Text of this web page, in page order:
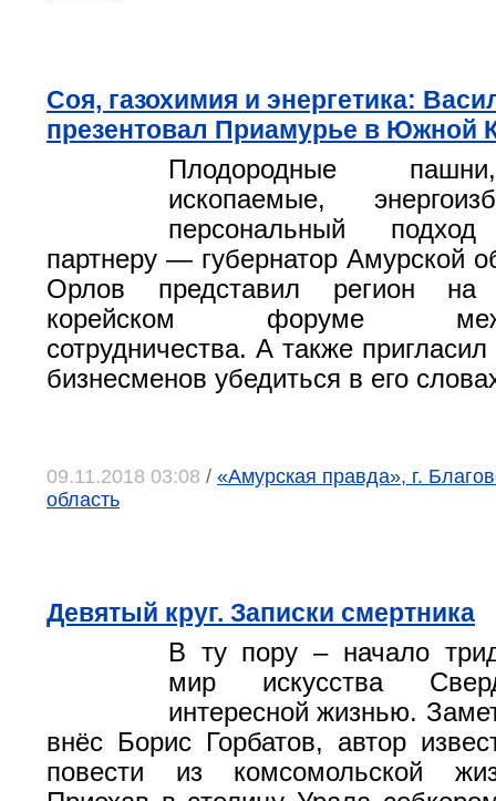
Соя, газохимия и энергетика:
презентовал Приамурье в Южной
Плодородные
ископаемые,
персональный
партнеру — губернатор Амурской
Орлов представил регион
корейском форуме
сотрудничества. А также
бизнесменов убедиться в его
09.11.2018 03:08 / «Амурская правда», г.
область
Девятый круг. Записки смертника
В ту пору – начало
мир искусства
интересной жизнью.
внёс Борис Горбатов, автор
повести из комсомольской